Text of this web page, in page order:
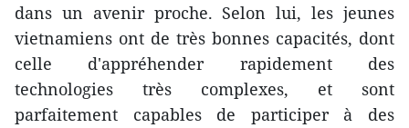
dans un avenir proche. Selon lui, les jeunes
vietnamiens ont de très bonnes capacités, dont
celle d'appréhender rapidement des
technologies très complexes, et sont
parfaitement capables de participer à des